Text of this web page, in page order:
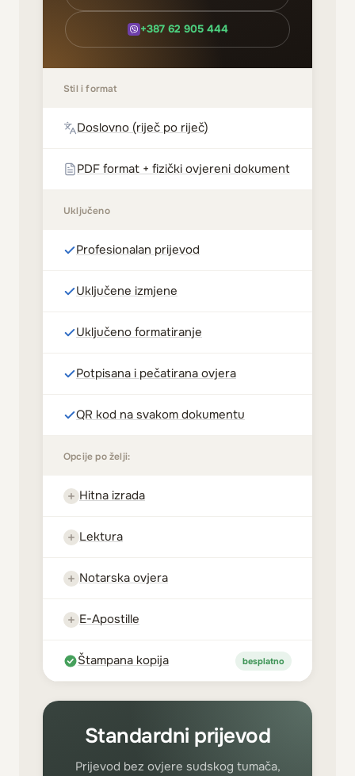
+387 62 905 444
Stil i format
Doslovno (riječ po riječ)
PDF format + fizički ovjereni dokument
Uključeno
Profesionalan prijevod
Uključene izmjene
Uključeno formatiranje
Potpisana i pečatirana ovjera
QR kod na svakom dokumentu
Opcije po želji:
Hitna izrada
Lektura
Notarska ovjera
E-Apostille
Štampana kopija besplatno
Standardni prijevod
Prijevod bez ovjere sudskog tumača,